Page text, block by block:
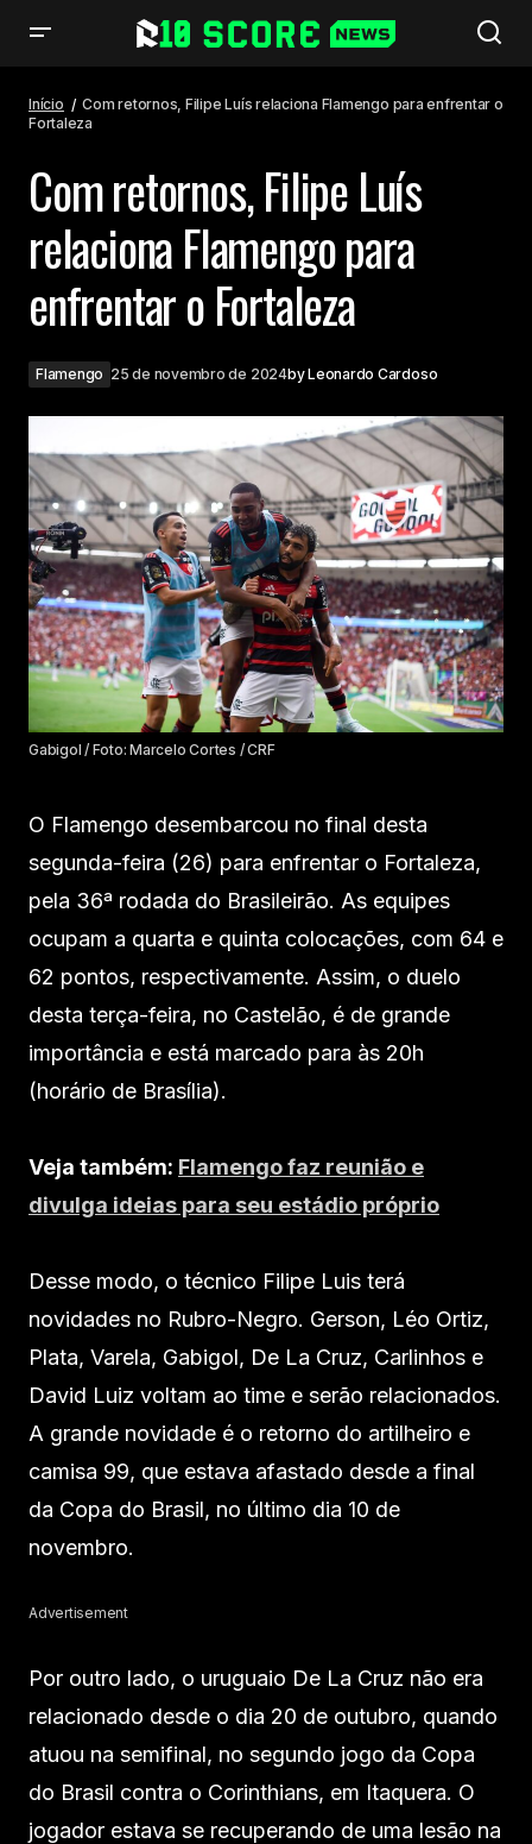
Início
Com retornos, Filipe Luís relaciona Flamengo para enfrentar o
Fortaleza
Com retornos, Filipe Luís
relaciona Flamengo para
enfrentar o Fortaleza
Flamengo 25 de novembro de 2024byLeonardo Cardoso
Gabigol / Foto: Marcelo Cortes / CRF
O Flamengo desembarcou no final desta
segunda-feira (26) para enfrentar o Fortaleza,
pela 36ª rodada do Brasileirão. As equipes
ocupam a quarta e quinta colocações, com 64 e
62 pontos, respectivamente. Assim, o duelo
desta terça-feira, no Castelão, é de grande
importância e está marcado para às 20h
(horário de Brasília).
Veja também: Flamengo faz reunião e
divulga ideias para seu estádio próprio
Desse modo, o técnico Filipe Luis terá
novidades no Rubro-Negro. Gerson, Léo Ortiz,
Plata, Varela, Gabigol, De La Cruz, Carlinhos e
David Luiz voltam ao time e serão relacionados.
A grande novidade é o retorno do artilheiro e
camisa 99, que estava afastado desde a final
da Copa do Brasil, no último dia 10 de
novembro.
Advertisement
Por outro lado, o uruguaio De La Cruz não era
relacionado desde o dia 20 de outubro, quando
atuou na semifinal, no segundo jogo da Copa
do Brasil contra o Corinthians, em Itaquera. O
jogador estava se recuperando de uma lesão na